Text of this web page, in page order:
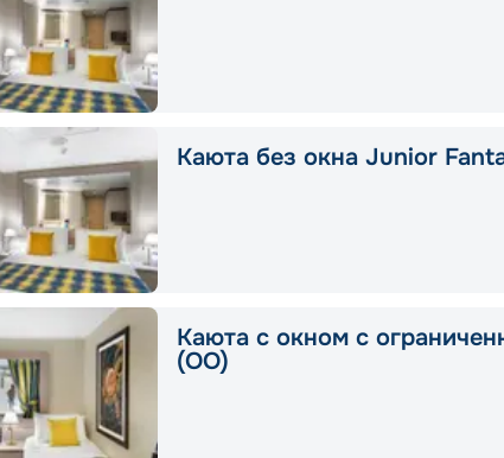
Каюта без окна Junior
Каюта с окном с
(OO)